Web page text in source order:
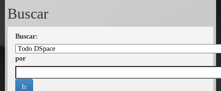
Buscar
Buscar:
por